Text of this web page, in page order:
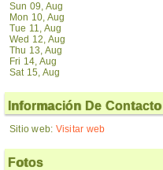
Sun 09, Aug
Mon 10, Aug
Tue 11, Aug
Wed 12, Aug
Thu 13, Aug
Fri 14, Aug
Sat 15, Aug
Información De Contacto
Sitio web: Visitar web
Fotos